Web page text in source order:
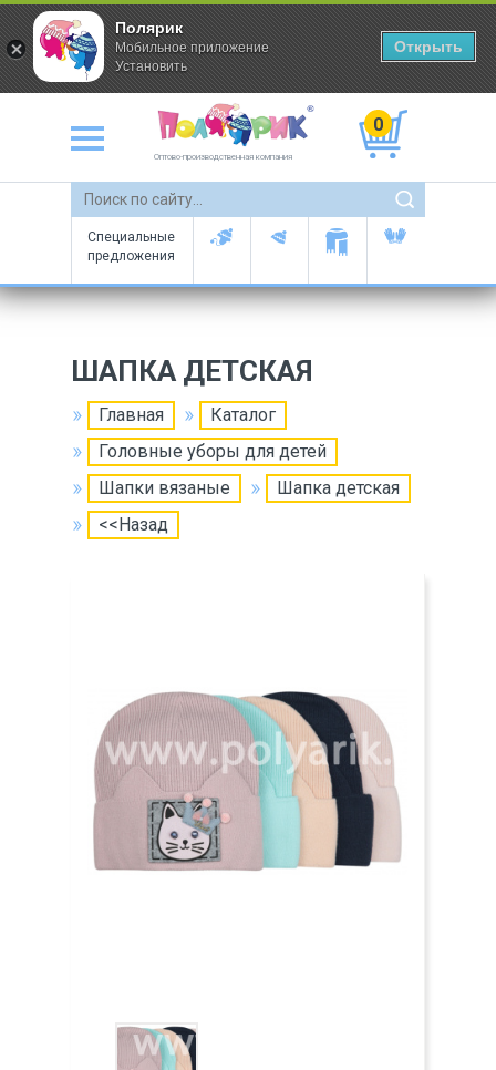
Оптово-производственная компания
0
Специальные
предложения
ШАПКА ДЕТСКАЯ
Главная
Каталог
Головные уборы для детей
Шапки вязаные
Шапка детская
<<Назад
Полярик
Мобильное приложение
Установить
Открыть